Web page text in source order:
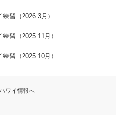
習（2026 3月）
習（2025 11月）
習（2025 10月）